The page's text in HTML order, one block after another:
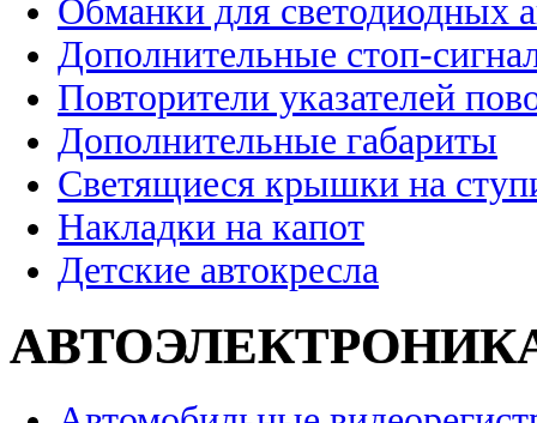
Обманки для светодиодных
Дополнительные стоп-
Повторители указателей
Дополнительные габариты
Светящиеся крышки на
Накладки на капот
Детские автокресла